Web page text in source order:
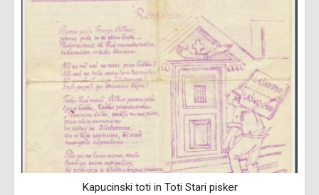
Kapucinski toti in Toti Stari pisker